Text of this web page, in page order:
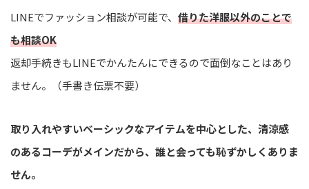
LINEでファッション相談が可能で、 借りた洋服以外のことで
も相談OK
返却手続きもLINEでかんたんにできるので面倒なことはあり
ません。（手書き伝票不要）
取り入れやすいベーシックなアイテムを中心とした、清涼感
のあるコーデがメインだから、誰と会っても恥ずかしくありま
せん。